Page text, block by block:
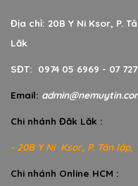
Địa chỉ: 20B Y Ni Ksor, P.
Lăk
SĐT: 0974 05 6969 - 07
Email:
Chi nhánh Đăk Lăk :
- 20B Y Ni Ksor, P. Tân
Chi nhánh Online HCM :